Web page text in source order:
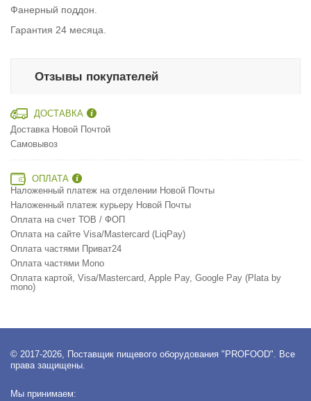
Фанерный поддон.
Гарантия 24 месяца.
Отзывы покупателей
ДОСТАВКА
Доставка Новой Почтой
Самовывоз
ОПЛАТА
Наложенный платеж на отделении Новой Почты
Наложенный платеж курьеру Новой Почты
Оплата на счет ТОВ / ФОП
Оплата на сайте Visa/Mastercard (LiqPay)
Оплата частями Приват24
Оплата частями Mono
Оплата картой, Visa/Mastercard, Apple Pay, Google Pay (Plata by
mono)
© 2017-2026, Поставщик пищевого оборудования "PROFOOD". Все
права защищены.
Мы принимаем: